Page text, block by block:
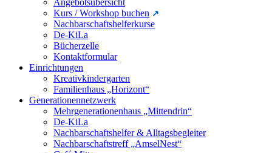
Angebotsübersicht
Kurs / Workshop buchen
Nachbarschaftshelferkurse
De-KiLa
Bücherzelle
Kontaktformular
Einrichtungen
Kreativkindergarten
Familienhaus „Horizont“
Generationennetzwerk
Mehrgenerationenhaus „Mittendrin“
De-KiLa
Nachbarschaftshelfer & Alltagsbegleiter
Nachbarschaftstreff „AmselNest“